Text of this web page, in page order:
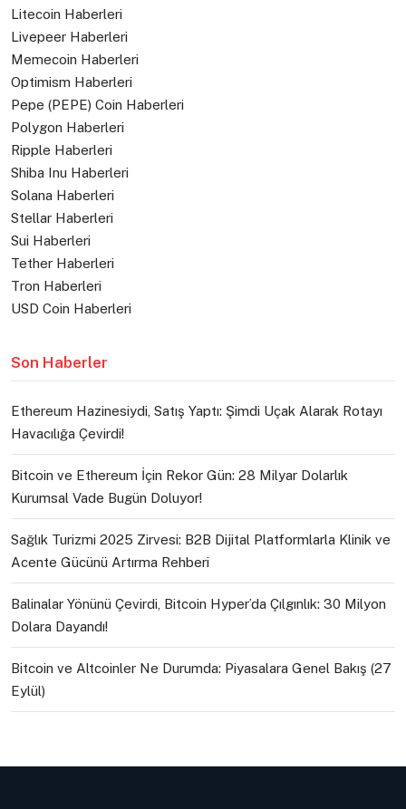
Litecoin Haberleri
Livepeer Haberleri
Memecoin Haberleri
Optimism Haberleri
Pepe (PEPE) Coin Haberleri
Polygon Haberleri
Ripple Haberleri
Shiba Inu Haberleri
Solana Haberleri
Stellar Haberleri
Sui Haberleri
Tether Haberleri
Tron Haberleri
USD Coin Haberleri
Son Haberler
Ethereum Hazinesiydi, Satış Yaptı: Şimdi Uçak Alarak Rotayı
Havacılığa Çevirdi!
Bitcoin ve Ethereum İçin Rekor Gün: 28 Milyar Dolarlık
Kurumsal Vade Bugün Doluyor!
Sağlık Turizmi 2025 Zirvesi: B2B Dijital Platformlarla Klinik ve
Acente Gücünü Artırma Rehberi
Balinalar Yönünü Çevirdi, Bitcoin Hyper’da Çılgınlık: 30 Milyon
Dolara Dayandı!
Bitcoin ve Altcoinler Ne Durumda: Piyasalara Genel Bakış (27
Eylül)